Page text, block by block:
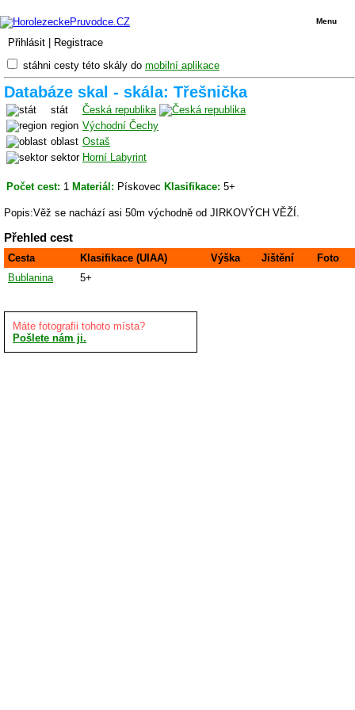
Přihlásit Registrace
Menu
stáhni cesty této skály do mobilní aplikace
Databáze skal - skála: Třešnička
stát
Česká republika
region Východní Čechy
oblast Ostaš
sektor Horní Labyrint
Počet cest: 1 Materiál: Pískovec Klasifikace: 5+
Popis:Věž se nachází asi 50m východně od JIRKOVÝCH VĚŽÍ.
Přehled cest
Cesta Klasifikace (UIAA) Výška Jištění
Foto
Bublanina
5+
Máte fotografii tohoto místa?
Pošlete nám ji.